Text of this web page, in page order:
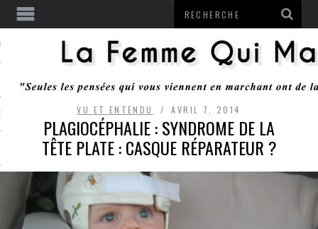
RESTER VU ET ENTENDU AVRIL 7, 2014
PLAGIOCÉPHALIE : SYNDROME DE LA
TÊTE PLATE : CASQUE RÉPARATEUR ?